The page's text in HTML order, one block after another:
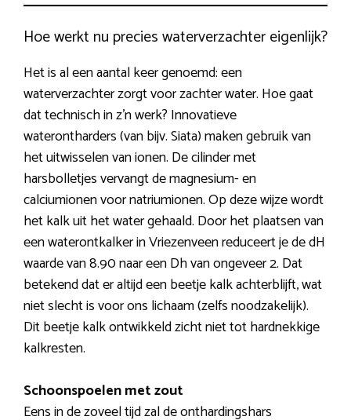
Hoe werkt nu precies waterverzachter eigenlijk?
Het is al een aantal keer genoemd: een
waterverzachter zorgt voor zachter water. Hoe gaat
dat technisch in z’n werk? Innovatieve
waterontharders (van bijv. Siata) maken gebruik van
het uitwisselen van ionen. De cilinder met
harsbolletjes vervangt de magnesium- en
calciumionen voor natriumionen. Op deze wijze wordt
het kalk uit het water gehaald. Door het plaatsen van
een waterontkalker in Vriezenveen reduceert je de dH
waarde van 8.90 naar een Dh van ongeveer 2. Dat
betekend dat er altijd een beetje kalk achterblijft, wat
niet slecht is voor ons lichaam (zelfs noodzakelijk).
Dit beetje kalk ontwikkeld zicht niet tot hardnekkige
kalkresten.
Schoonspoelen met zout
Eens in de zoveel tijd zal de onthardingshars